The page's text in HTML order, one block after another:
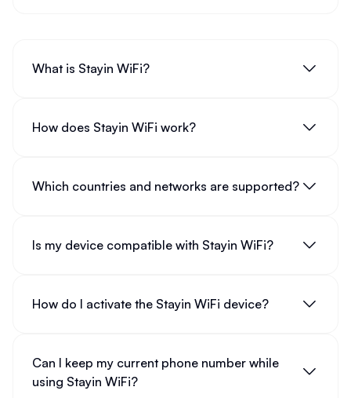
What is Stayin WiFi?
How does Stayin WiFi work?
Which countries and networks are supported?
Is my device compatible with Stayin WiFi?
How do I activate the Stayin WiFi device?
Can I keep my current phone number while
using Stayin WiFi?